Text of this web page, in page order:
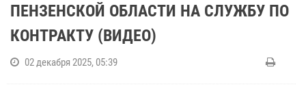
ПЕНЗЕНСКОЙ ОБЛАСТИ НА СЛУЖБУ ПО
КОНТРАКТУ (ВИДЕО)
02 декабря 2025, 05:39